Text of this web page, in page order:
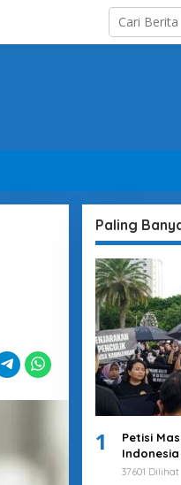
Paling
1
Petisi
37601 Dilihat